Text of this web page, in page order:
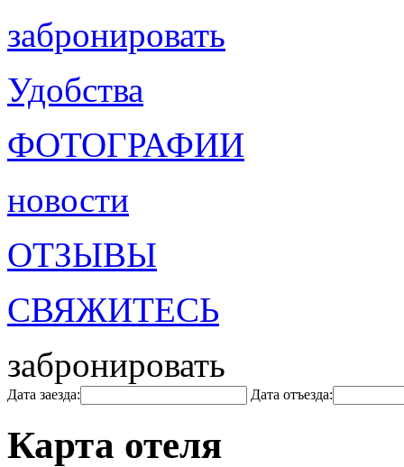
забронировать
Удобства
ФОТОГРАФИИ
новости
ОТЗЫВЫ
СВЯЖИТЕСЬ
забронировать
Дата заезда: Дата отъезда:
Карта отеля